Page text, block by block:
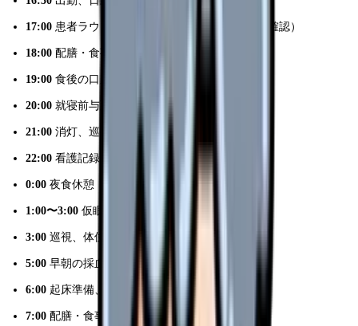
17:00 患者ラウンド（バイタルサイン測定、点滴確認）
18:00 配膳・食事介助、与薬
19:00 食後の口腔ケア、就寝前与薬の準備
20:00 就寝前与薬、ナースコール対応
21:00 消灯、巡視開始
22:00 看護記録の記入、指示受け確認
0:00 夜食休憩（交代で30分〜1時間）
1:00〜3:00 仮眠（交代で1〜2時間）※病院による
3:00 巡視、体位変換、おむつ交換
5:00 早朝の採血、バイタルサイン測定
6:00 起床準備、朝の与薬
7:00 配膳・食事介助